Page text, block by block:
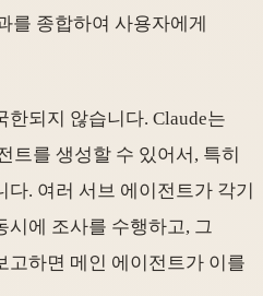
를 종합하여 사용자에게
되지 않습니다. Claude는
트를 생성할 수 있어서, 특히
. 여러 서브 에이전트가 각기
시에 조사를 수행하고, 그
고하면 메인 에이전트가 이를